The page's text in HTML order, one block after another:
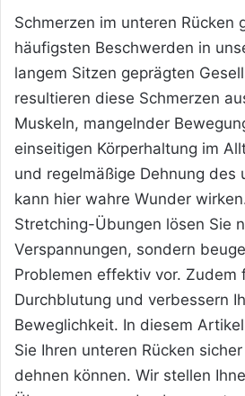
Schmerzen im unteren Rücken
häufigsten Beschwerden in
langem Sitzen geprägten
resultieren diese Schmerzen
Muskeln, mangelnder
einseitigen Körperhaltung im
und regelmäßige Dehnung des
kann hier wahre Wunder
Stretching-Übungen lösen Sie
Verspannungen, sondern
Problemen effektiv vor. Zudem
Durchblutung und verbessern
Beweglichkeit. In diesem
Sie Ihren unteren Rücken
dehnen können. Wir stellen